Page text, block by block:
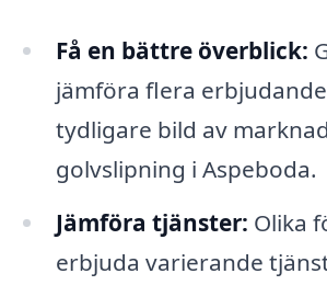
Få en bättre överblick:
jämföra flera
tydligare bild av
golvslipning i Aspeboda.
Jämföra tjänster: Olika
erbjuda varierande